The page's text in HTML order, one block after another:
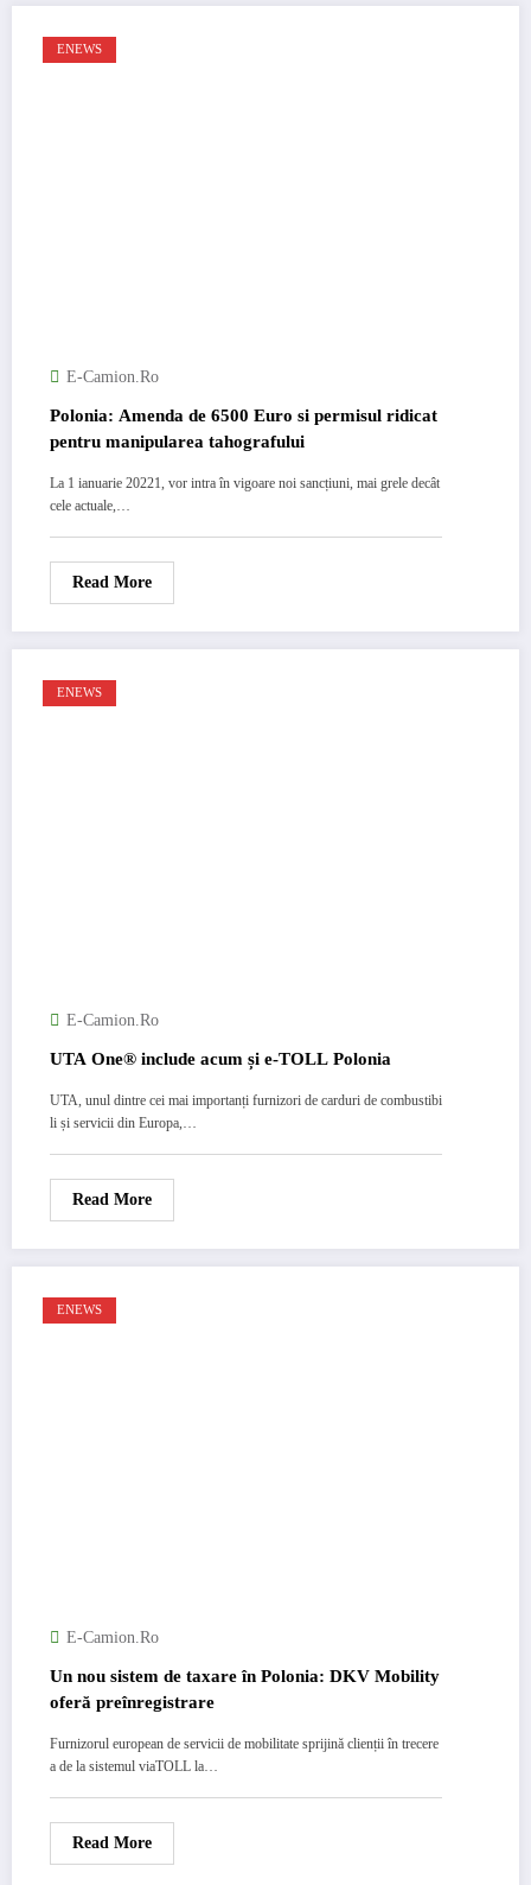
ENEWS
E-Camion.ro
Polonia: Amenda de 6500 Euro si permisul ridicat
pentru manipularea tahografului
La 1 ianuarie 20221, vor intra în vigoare noi sancțiuni, mai grele decât
cele actuale,…
Read More
ENEWS
E-Camion.ro
UTA One® include acum și e-TOLL Polonia
UTA, unul dintre cei mai importanți furnizori de carduri de combustibi
li și servicii din Europa,…
Read More
ENEWS
E-Camion.ro
Un nou sistem de taxare în Polonia: DKV Mobility
oferă preînregistrare
Furnizorul european de servicii de mobilitate sprijină clienții în trecere
a de la sistemul viaTOLL la…
Read More